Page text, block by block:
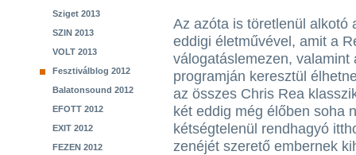
Sziget 2013
SZIN 2013
VOLT 2013
Fesztiválblog 2012
Balatonsound 2012
EFOTT 2012
EXIT 2012
FEZEN 2012
Az azóta is töretlenül alkotó
eddigi életművével, amit a
válogatáslemezen,
programján keresztül
az összes Chris Rea
két eddig még élőben soha
kétségtelenül rendhagyó
zenéjét szerető embernek